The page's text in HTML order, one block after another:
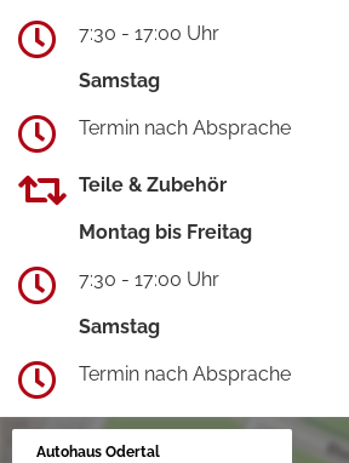
7:30 - 17:00 Uhr
Samstag
Termin nach Absprache
Teile & Zubehör
Montag bis Freitag
7:30 - 17:00 Uhr
Samstag
Termin nach Absprache
Autohaus Odertal